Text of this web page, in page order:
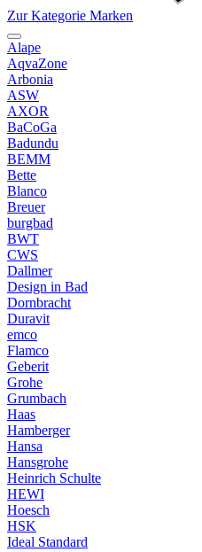
Zur Kategorie Marken
Alape
AqvaZone
Arbonia
ASW
AXOR
BaCoGa
Badundu
BEMM
Bette
Blanco
Breuer
burgbad
BWT
CWS
Dallmer
Design in Bad
Dornbracht
Duravit
emco
Flamco
Geberit
Grohe
Grumbach
Haas
Hamberger
Hansa
Hansgrohe
Heinrich Schulte
HEWI
Hoesch
HSK
Ideal Standard